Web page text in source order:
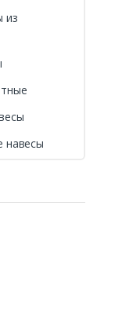
из
навесы